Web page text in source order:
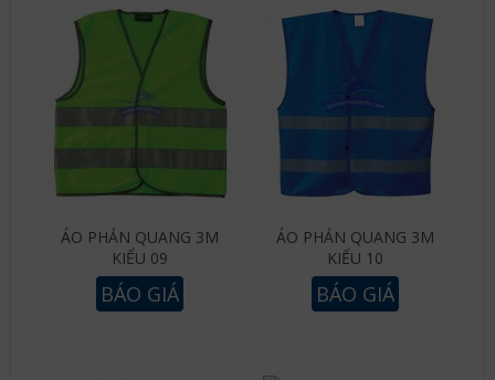
ÁO PHẢN QUANG 3M
KIỂU 09
BÁO GIÁ
ÁO PHẢN QUANG 3M
KIỂU 10
BÁO GIÁ